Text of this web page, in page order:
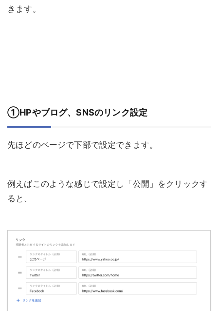
きます。
①HPやブログ、SNSのリンク設定
先ほどのページで下部で設定できます。
例えばこのような感じで設定し「公開」をクリックす
ると、